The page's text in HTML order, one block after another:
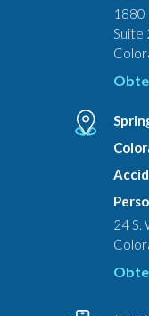
1880
Suite
24 S.